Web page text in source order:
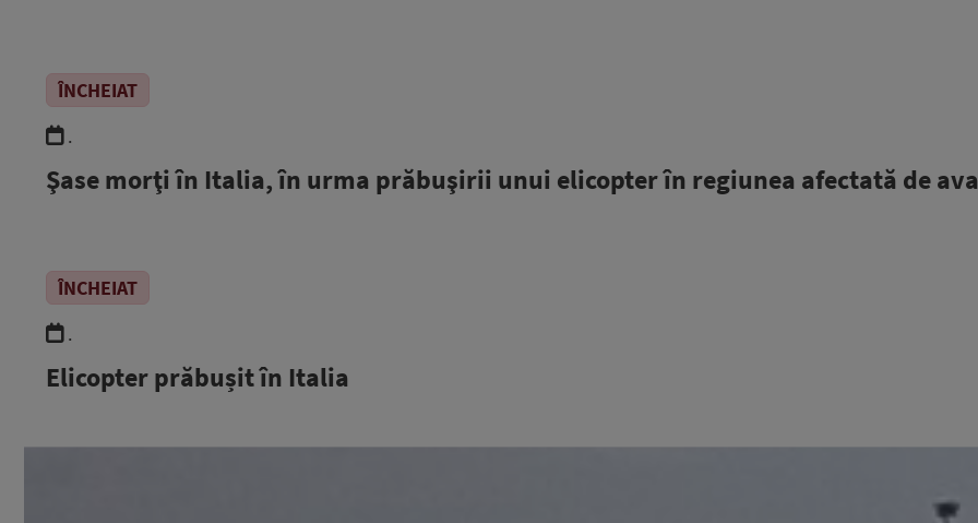
ÎNCHEIAT
.
Şase morţi în Italia, în urma prăbuşirii unui elicopter în regiunea afectată de
ÎNCHEIAT
.
Elicopter prăbușit în Italia